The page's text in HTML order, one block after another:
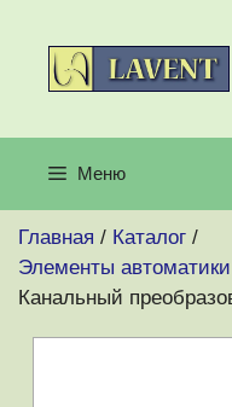
содержимому
Меню
Главная / Каталог /
Элементы
Канальный